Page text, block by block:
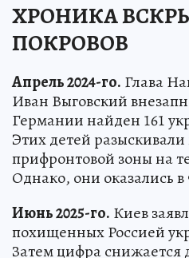
ХРОНИКА
ПОКРОВОВ
Апрель 2024-го. Глава
Иван Выговский
Германии найден 161
Этих детей
прифронтовой зоны на
Однако, они оказались
Июнь 2025-го. Киев
похищенных Россией
Затем цифра снижается